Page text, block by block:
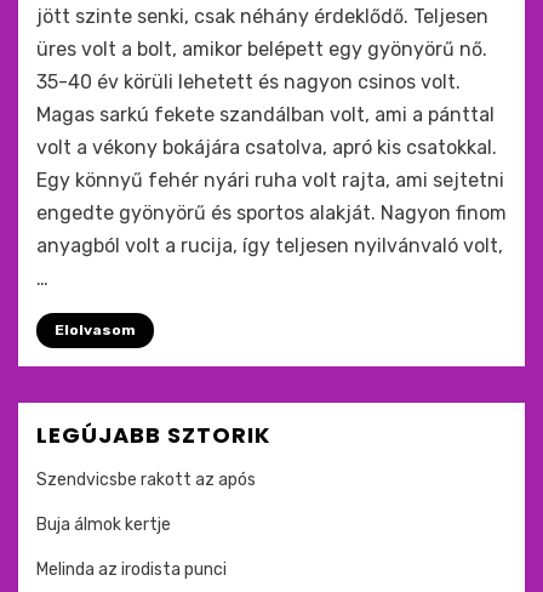
jött szinte senki, csak néhány érdeklődő. Teljesen
üres volt a bolt, amikor belépett egy gyönyörű nő.
35-40 év körüli lehetett és nagyon csinos volt.
Magas sarkú fekete szandálban volt, ami a pánttal
volt a vékony bokájára csatolva, apró kis csatokkal.
Egy könnyű fehér nyári ruha volt rajta, ami sejtetni
engedte gyönyörű és sportos alakját. Nagyon finom
anyagból volt a rucija, így teljesen nyilvánvaló volt,
…
Elolvasom
LEGÚJABB SZTORIK
Szendvicsbe rakott az após
Buja álmok kertje
Melinda az irodista punci